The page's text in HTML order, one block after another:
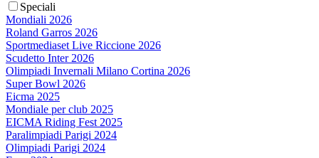
Speciali
Mondiali 2026
Roland Garros 2026
Sportmediaset Live Riccione 2026
Scudetto Inter 2026
Olimpiadi Invernali Milano Cortina 2026
Super Bowl 2026
Eicma 2025
Mondiale per club 2025
EICMA Riding Fest 2025
Paralimpiadi Parigi 2024
Olimpiadi Parigi 2024